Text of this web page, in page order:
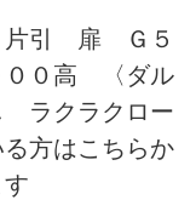
片引 扉 Ｇ５
０高 〈ダル
ラクラクロー
方はこちらか